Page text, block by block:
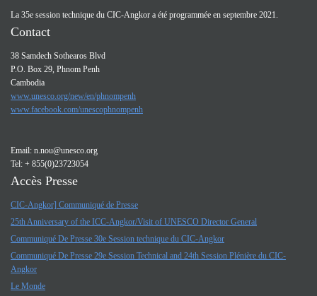
La 35e session technique du CIC-Angkor a été programmée en septembre 2021.
Contact
38 Samdech Sothearos Blvd
P.O. Box 29, Phnom Penh
Cambodia
www.unesco.org/new/en/phnompenh
www.facebook.com/unescophnompenh
Email: n.nou@unesco.org
Tel: + 855(0)23723054
Accès Presse
CIC-Angkor] Communiqué de Presse
25th Anniversary of the ICC-Angkor/Visit of UNESCO Director General
Communiqué De Presse 30e Session technique du CIC-Angkor
Communiqué De Presse 29e Session Technical and 24th Session Plénière du CIC-
Angkor
Le Monde